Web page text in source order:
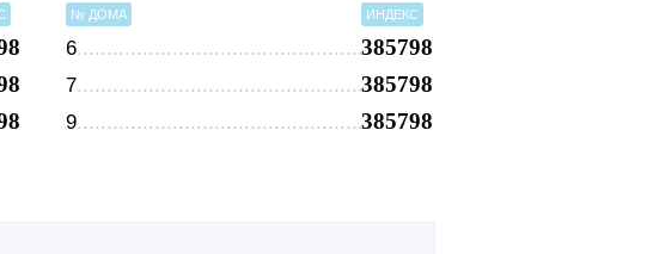
№ ДОМА ИНДЕКС
6 385798
7 385798
9 385798